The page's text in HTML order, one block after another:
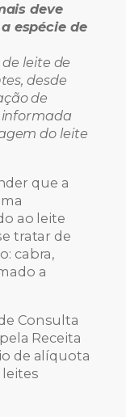
deve
espécie de
leite de
desde
de
informada
do leite
que a
ao leite
tratar de
cabra,
a
Consulta
Receita
de alíquota